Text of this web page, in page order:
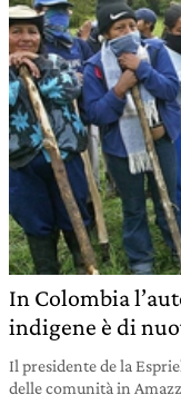
In Colombia
indigene è di
Il presidente de la
delle comunità in